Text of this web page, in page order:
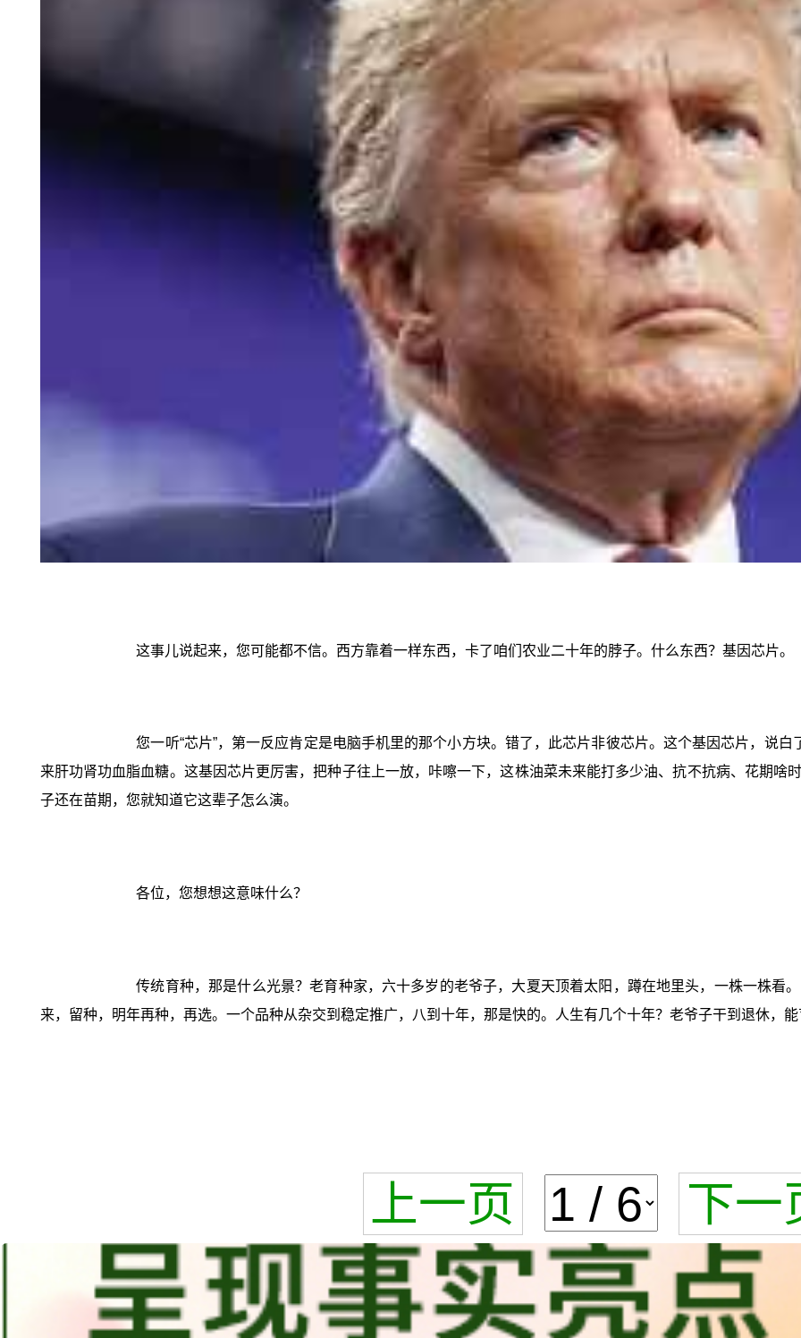
这事儿说起来，您可能都不信。西方靠着一样东西，卡了咱们农业二十年的脖子。什么东西？基因芯片。
您一听“芯片”，第一反应肯定是电脑手机里的那个小方块。错了，此芯片非彼芯片。这个基因芯片，说
来肝功肾功血脂血糖。这基因芯片更厉害，把种子往上一放，咔嚓一下，这株油菜未来能打多少油、抗不抗病、花期啥
子还在苗期，您就知道它这辈子怎么演。
各位，您想想这意味什么？
传统育种，那是什么光景？老育种家，六十多岁的老爷子，大夏天顶着太阳，蹲在地里头，一株一株
来，留种，明年再种，再选。一个品种从杂交到稳定推广，八到十年，那是快的。人生有几个十年？老爷子干到退休，
上一页 下一